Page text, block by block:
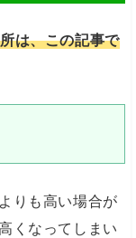
は、この記事で
りも高い場合が
くなってしまい